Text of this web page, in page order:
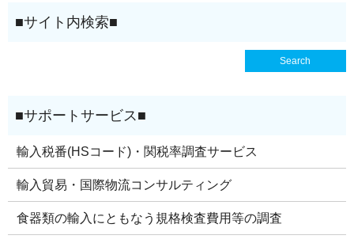
輸入税番(HSコード)・関税率調査サービス
輸入貿易・国際物流コンサルティング
食器類の輸入にともなう規格検査費用等の調査